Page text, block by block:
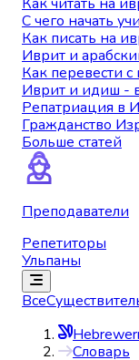
С чего начать
Как писать на
Иврит и
Как перевести
Иврит и идиш -
Репатриация в
Гражданство
Больше статей
Преподаватели
Репетиторы
Ульпаны
Все
Словарь